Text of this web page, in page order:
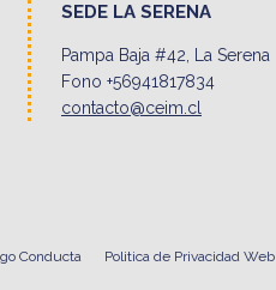
SEDE LA SERENA
Pampa Baja #42, La Serena
Fono +56941817834
contacto@ceim.cl
Conducta Politica de Privacidad Web